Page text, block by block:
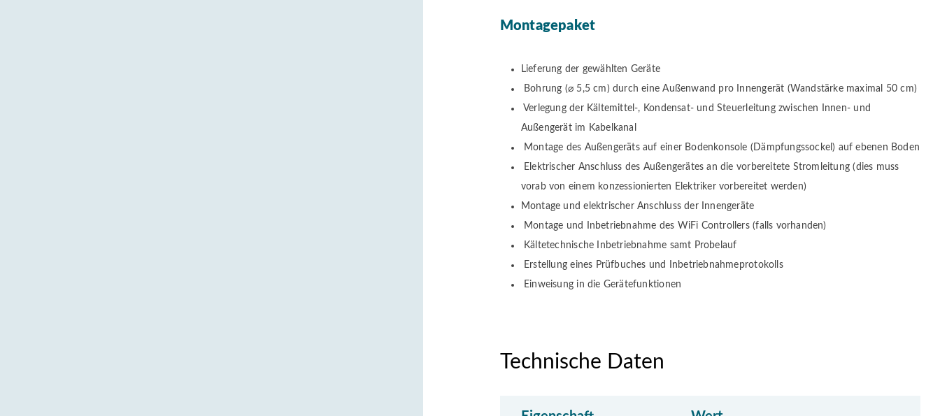
Montagepaket
Lieferung der gewählten Geräte
Bohrung (⌀ 5,5 cm) durch eine Außenwand pro Innengerät (Wandstärke maximal 50 cm)
Verlegung der Kältemittel-, Kondensat- und Steuerleitung zwischen Innen- und
Außengerät im Kabelkanal
Montage des Außengeräts auf einer Bodenkonsole (Dämpfungssockel) auf ebenen Boden
Elektrischer Anschluss des Außengerätes an die vorbereitete Stromleitung (dies muss
vorab von einem konzessionierten Elektriker vorbereitet werden)
Montage und elektrischer Anschluss der Innengeräte
Montage und Inbetriebnahme des WiFi Controllers (falls vorhanden)
Kältetechnische Inbetriebnahme samt Probelauf
Erstellung eines Prüfbuches und Inbetriebnahmeprotokolls
Einweisung in die Gerätefunktionen
Technische Daten